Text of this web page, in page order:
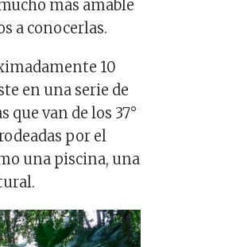
más amable
a conocerlas.
10
en una serie de
van de los 37°
por el
una piscina, una